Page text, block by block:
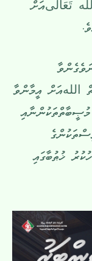
تَعَالَىއަށް
اللهއަށް އީމާންވާ
ޚުޠުބާގައި